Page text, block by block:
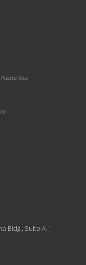
Rico
Bldg., Suite A-1